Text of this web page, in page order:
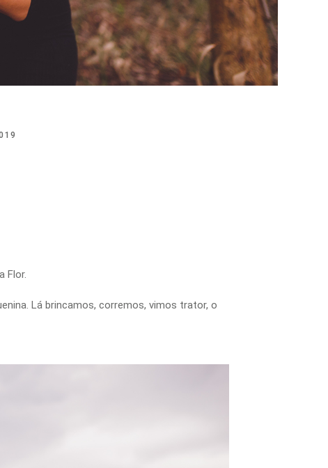
Flor.
Lá brincamos, corremos, vimos trator, o